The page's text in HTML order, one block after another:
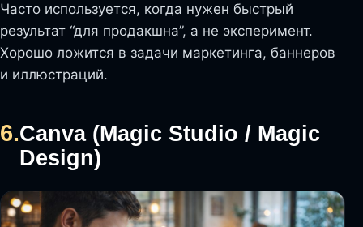
Часто используется, когда нужен быстрый
результат “для продакшна”, а не эксперимент.
Хорошо ложится в задачи маркетинга, баннеров
и иллюстраций.
6.Canva (Magic Studio / Magic
Design)